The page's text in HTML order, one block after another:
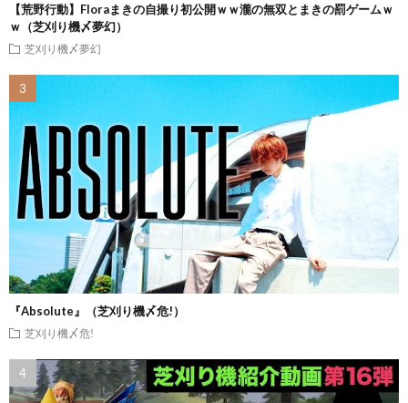
【荒野行動】Floraまきの自撮り初公開ｗｗ瀧の無双とまきの罰ゲームｗ
ｗ（芝刈り機〆夢幻）
芝刈り機〆夢幻
『Absolute』（芝刈り機〆危!）
芝刈り機〆危!